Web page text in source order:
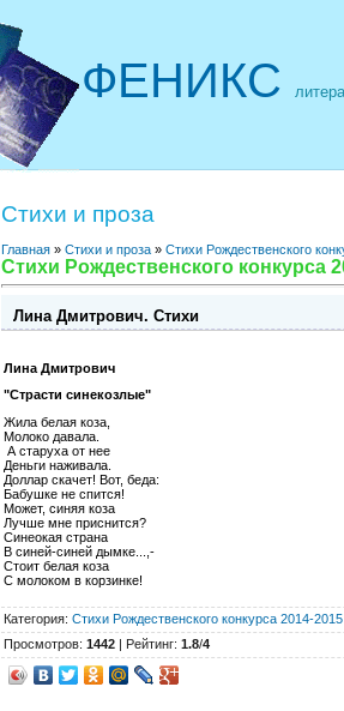
ФЕНИКС
Стихи и проза
Главная » Стихи и проза » Стихи Рождественского
Стихи Рождественского конкурса
Лина Дмитрович. Стихи
Лина Дмитрович
"Страсти синекозлые"
Жила белая коза,
Молоко давала.
А старуха от нее
Деньги наживала.
Доллар скачет! Вот, беда:
Бабушке не спится!
Может, синяя коза
Лучше мне приснится?
Синеокая страна
В синей-синей дымке...,-
Стоит белая коза
С молоком в корзинке!
Категория: Стихи Рождественского конкурса 2014-2015
Просмотров: 1442 | Рейтинг: 1.8/4